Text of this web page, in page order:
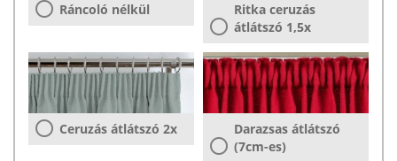
Ráncoló nélkül
Ritka ceruzás
átlátszó 1,5x
Ceruzás átlátszó 2x
Darazsas átlátszó
(7cm-es)